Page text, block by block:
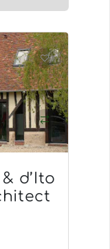
d’Ito